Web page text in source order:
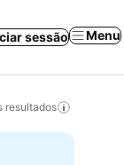
sessão Menu
resultados